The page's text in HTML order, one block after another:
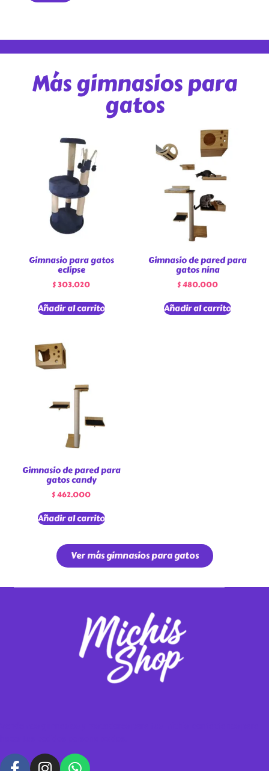
Más gimnasios para
gatos
Gimnasio para gatos
eclipse
$303.020
Añadir al carrito
Gimnasio de pared para
gatos nina
$480.000
Añadir al carrito
Gimnasio de pared para
gatos candy
$462.000
Añadir al carrito
Ver más gimnasios para gatos